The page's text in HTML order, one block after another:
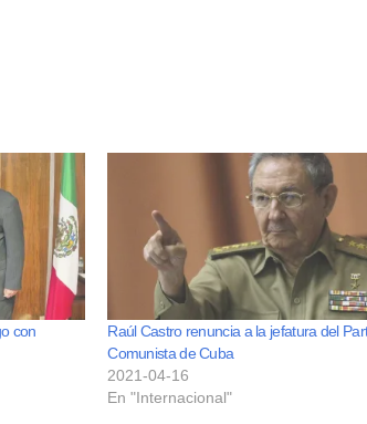
con
Raúl Castro renuncia a la jefatura del
Comunista de Cuba
2021-04-16
En "Internacional"